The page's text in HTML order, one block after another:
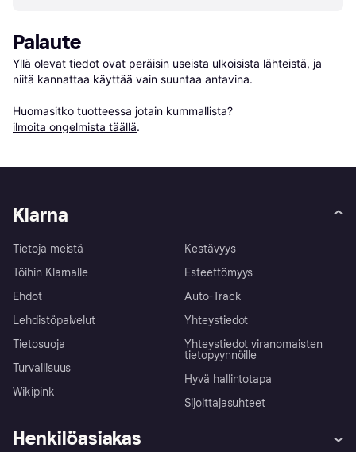
Palaute
Yllä olevat tiedot ovat peräisin useista ulkoisista lähteistä, ja
niitä kannattaa käyttää vain suuntaa antavina.
Huomasitko tuotteessa jotain kummallista?
ilmoita ongelmista täällä.
Klarna
Tietoja meistä
Töihin Klarnalle
Ehdot
Lehdistöpalvelut
Tietosuoja
Turvallisuus
Wikipink
Kestävyys
Esteettömyys
Auto-Track
Yhteystiedot
Yhteystiedot viranomaisten
tietopyynnöille
Hyvä hallintotapa
Sijoittajasuhteet
Henkilöasiakas